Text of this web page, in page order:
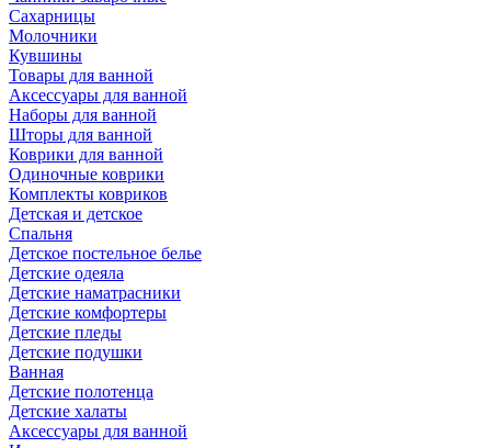
Сахарницы
Молочники
Кувшины
Товары для ванной
Аксессуары для ванной
Наборы для ванной
Шторы для ванной
Коврики для ванной
Одиночные коврики
Комплекты ковриков
Детская и детское
Спальня
Детское постельное белье
Детские одеяла
Детские наматрасники
Детские комфортеры
Детские пледы
Детские подушки
Ванная
Детские полотенца
Детские халаты
Аксессуары для ванной